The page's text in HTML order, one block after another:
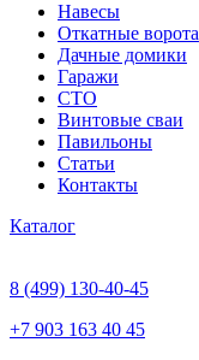
Навесы
Откатные ворота
Дачные домики
Гаражи
СТО
Винтовые сваи
Павильоны
Статьи
Контакты
Каталог
8 (499) 130-40-45
+7 903 163 40 45